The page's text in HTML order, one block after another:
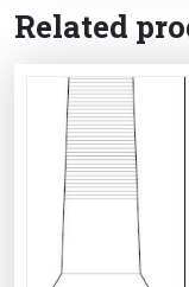
Related